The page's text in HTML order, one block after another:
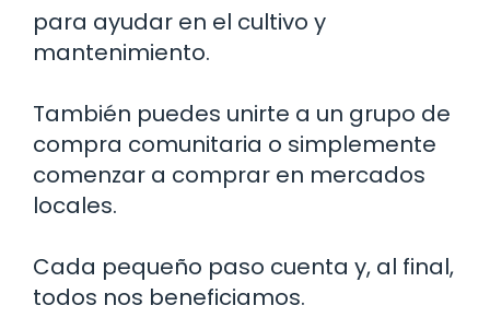
para ayudar en el cultivo y
mantenimiento.
También puedes unirte a un grupo de
compra comunitaria o simplemente
comenzar a comprar en mercados
locales.
Cada pequeño paso cuenta y, al final,
todos nos beneficiamos.